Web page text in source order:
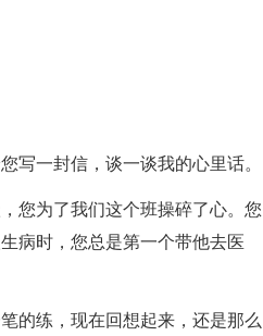
一封信，谈一谈我的心里话。
您为了我们这个班操碎了心。您
病时，您总是第一个带他去医
练，现在回想起来，还是那么